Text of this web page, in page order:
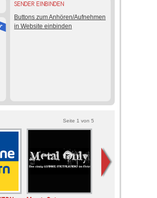
SENDER EINBINDEN
Buttons zum Anhören/Aufnehmen
in Website einbinden
Seite 1 von 5